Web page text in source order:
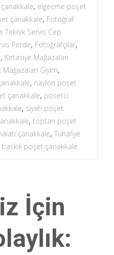
, elgecme poşet
çanakkale, Fotoğraf
Teknik Servis Cep
Perde, Fotoğrafçılar,
, Kırtasiye Mağazaları
Giyim,
, naylon poşet
çanakkale, posetci
, siyah poşet
, toptan poşet
çanakkale, Tuhafiye
poşet çanakkale
İçin